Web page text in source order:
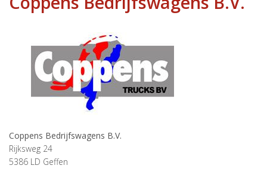
Coppens Bedrijfswagens B.V.
Rijksweg 24
5386 LD Geffen